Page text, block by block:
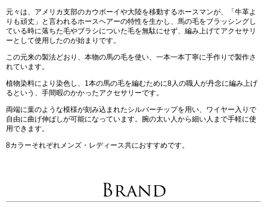
元々は、アメリカ支部のカウボーイや大陸を移動するホースマンが、「牛革よ
りも頑丈」と言われるホースヘアーの特性を生かし、馬の毛をブラッシングし
ている時に落ちた毛やブラシについた毛を無駄にせず、編み上げてアクセサリ
ーとして使用したのが始まりです。
この元来の製法どおり、本物の馬の毛を使い、一本一本丁寧に手作りで製作さ
れています。
植物染料により染色し、1本の馬の毛を編むために8人の職人が丹念に編み上げ
るという、手間暇のかかったアクセサリーです。
両端に葉のような模様が刻み込まれたシルバーチップを用い、ワイヤー入りで
自由に曲げ伸ばしが可能になっています。腕の太い人から細い人まで手軽に使
用できます。
8カラーそれぞれメンズ・レディース共におすすめです。
Brand